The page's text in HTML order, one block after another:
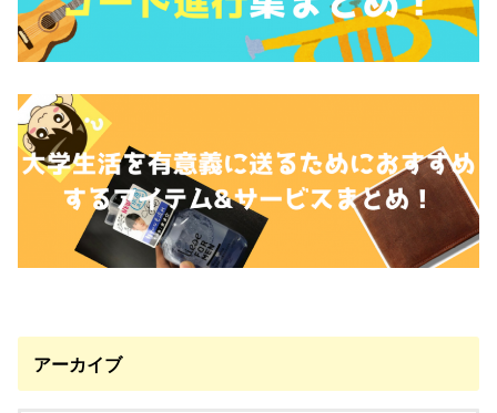
アーカイブ